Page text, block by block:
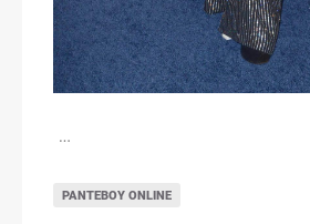
…
ΡΑΝΤΕΒΟΎ ONLINE